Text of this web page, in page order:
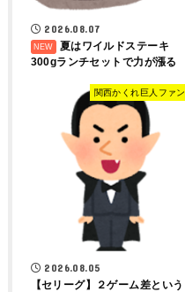
2026.08.07
夏はワイルドステーキ
300gランチセットで力が漲る
関西かくれ巨人ファン
2026.08.05
【セリーグ】２ゲーム差という